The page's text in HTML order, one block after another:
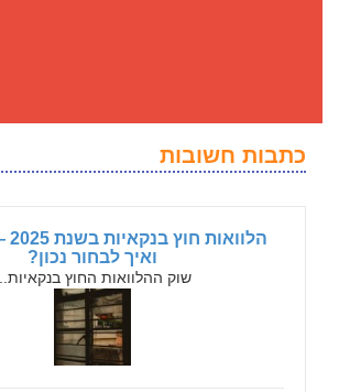
כתבות חשובות
ואיך לבחור נכון?
שוק ההלוואות החוץ בנקאיות...